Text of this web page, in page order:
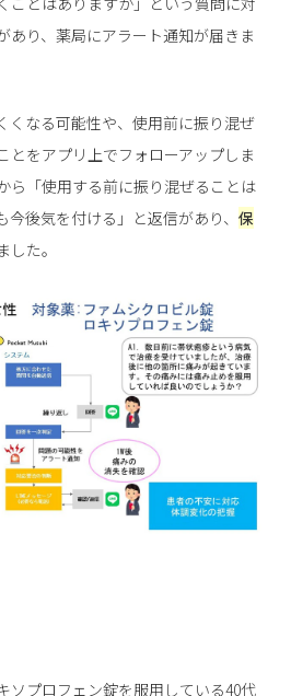
あり、薬局にアラート通知が届きま
くなる可能性や、使用前に振り混ぜ
とをアプリ上でフォローアップしま
ら「使用する前に振り混ぜることは
後気を付ける」と返信があり、 保
した。
ソプロフェン錠を服用している40代